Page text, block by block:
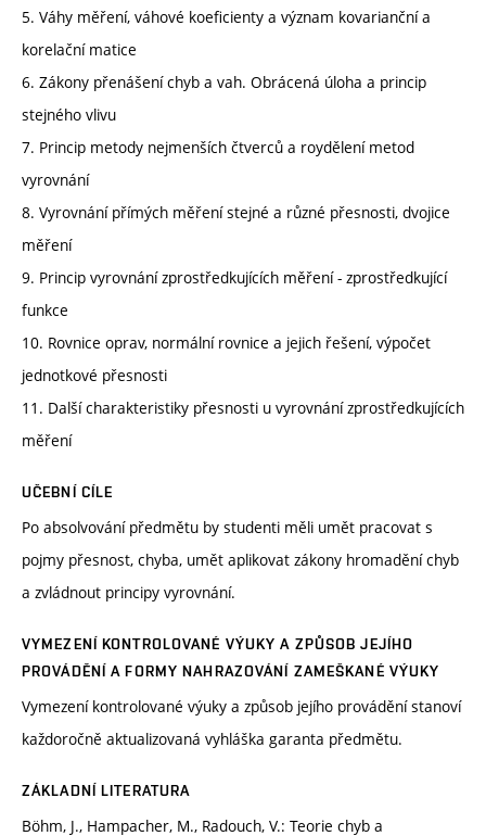
5. Váhy měření, váhové koeficienty a význam kovarianční a
korelační matice
6. Zákony přenášení chyb a vah. Obrácená úloha a princip
stejného vlivu
7. Princip metody nejmenších čtverců a roydělení metod
vyrovnání
8. Vyrovnání přímých měření stejné a různé přesnosti, dvojice
měření
9. Princip vyrovnání zprostředkujících měření - zprostředkující
funkce
10. Rovnice oprav, normální rovnice a jejich řešení, výpočet
jednotkové přesnosti
11. Další charakteristiky přesnosti u vyrovnání zprostředkujících
měření
UČEBNÍ CÍLE
Po absolvování předmětu by studenti měli umět pracovat s
pojmy přesnost, chyba, umět aplikovat zákony hromadění chyb
a zvládnout principy vyrovnání.
VYMEZENÍ KONTROLOVANÉ VÝUKY A ZPŮSOB JEJÍHO
PROVÁDĚNÍ A FORMY NAHRAZOVÁNÍ ZAMEŠKANÉ VÝUKY
Vymezení kontrolované výuky a způsob jejího provádění stanoví
každoročně aktualizovaná vyhláška garanta předmětu.
ZÁKLADNÍ LITERATURA
Böhm, J., Hampacher, M., Radouch, V.: Teorie chyb a